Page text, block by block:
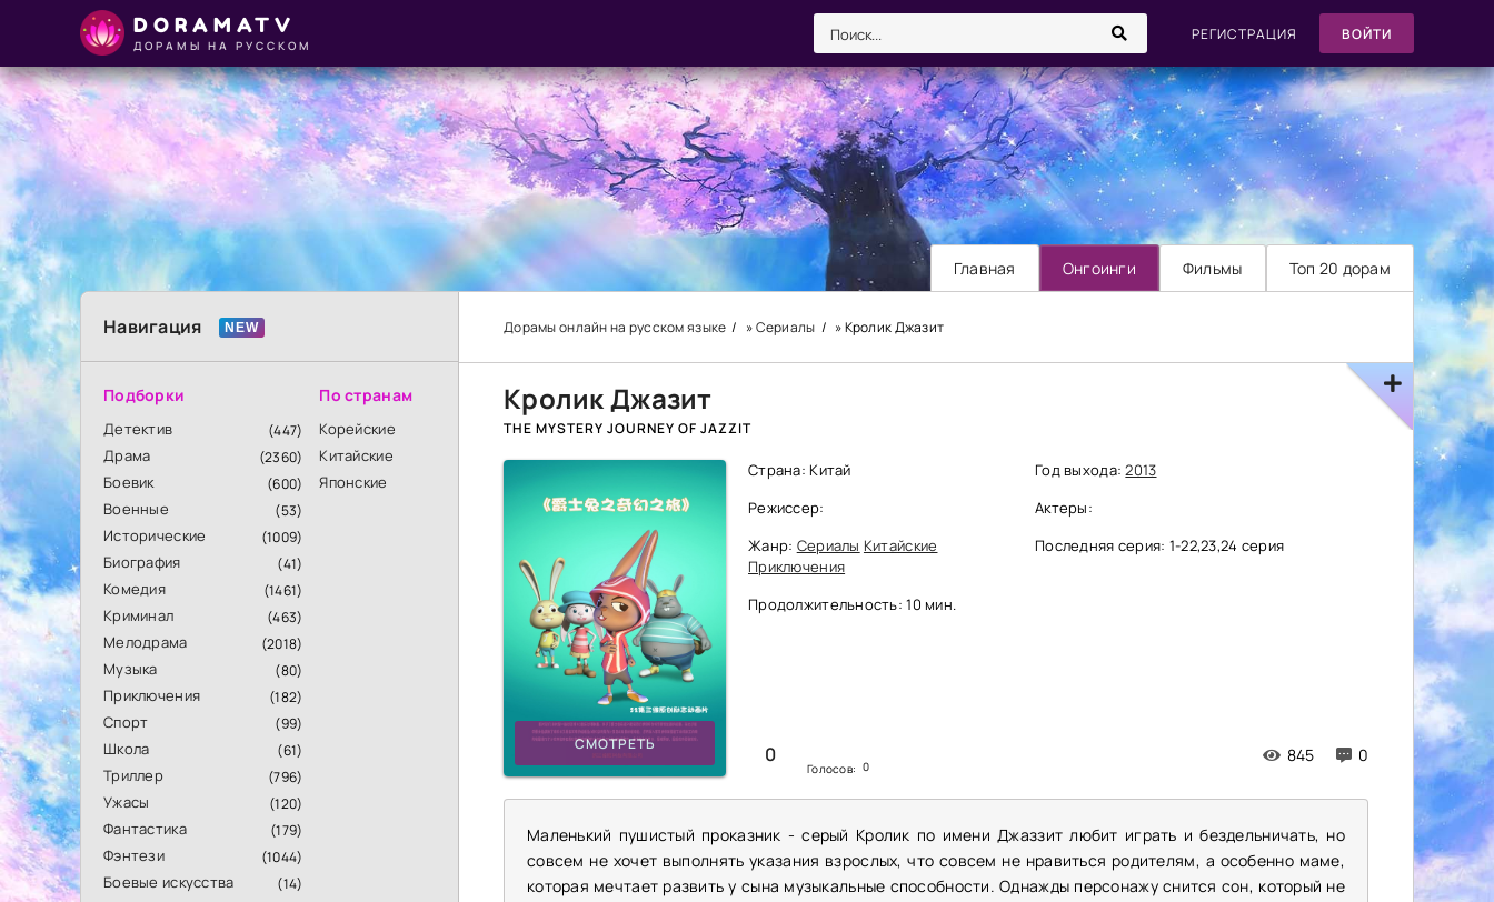
DORAMATV
ДОРАМЫ НА РУССКОМ
РЕГИСТРАЦИЯ ВОЙТИ
Главная Онгоинги Фильмы Топ 20 дорам
Навигация
Подборки
Детектив (447)
Драма (2360)
Боевик (600)
Военные (53)
Исторические (1009)
Биография (41)
Комедия (1461)
Криминал (463)
Мелодрама (2018)
Музыка (80)
Приключения (182)
Спорт (99)
Школа (61)
Триллер (796)
Ужасы (120)
Фантастика (179)
Фэнтези (1044)
Боевые искусства (14)
По странам
Корейские
Китайские
Японские
Дорамы онлайн на русском языке »Сериалы » Кролик Джазит
Кролик Джазит
THE MYSTERY JOURNEY OF JAZZIT
СМОТРЕТЬ
Страна: Китай
Режиссер:
Жанр: Сериалы Китайские
Приключения
Продолжительность: 10 мин.
0
Голосов: 0
845 0
Год выхода:2013
Актеры:
Последняя серия: 1-22,23,24 серия
Маленький пушистый проказник - серый Кролик по имени Джаззит любит играть и бездельничать, но
совсем не хочет выполнять указания взрослых, что совсем не нравиться родителям, а особенно маме,
которая мечтает развить у сына музыкальные способности. Однажды персонажу снится сон, который не